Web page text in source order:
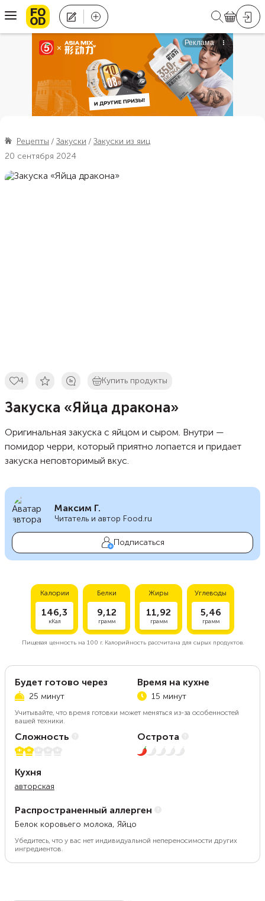
Рецепты Закуски
Закуски из яиц
20 сентября 2024
4 Купить продукты
Закуска «Яйца дракона»
Оригинальная закуска с яйцом и сыром. Внутри —
помидор черри, который приятно лопается и придает
закуска неповторимый вкус.
Максим Г.
Читатель и автор Food.ru
Подписаться
Калории
146,3
кКал
Белки
9,12
грамм
Жиры
11,92
грамм
Углеводы
5,46
грамм
Пищевая ценность на 100 г.Калорийность рассчитана для сырых продуктов.
Будет готово через
25 минут
Время на кухне
15 минут
Учитывайте, что время готовки может меняться из-за особенностей
вашей техники.
Сложность
2 из 5
Острота
1 из 5
Кухня
авторская
Распространенный аллерген
Белок коровьего молока, Яйцо
Убедитесь, что у вас нет индивидуальной непереносимости других
ингредиентов.